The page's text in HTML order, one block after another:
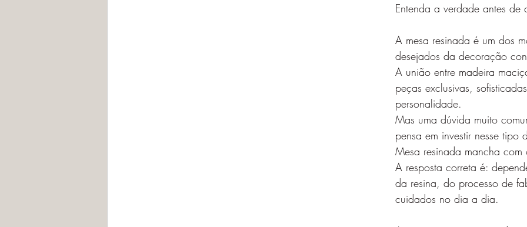
Entenda a verdade antes de
A mesa resinada é um dos
desejados da decoração
A união entre madeira
peças exclusivas,
personalidade.
Mas uma dúvida muito
pensa em investir nesse tipo
Mesa resinada mancha com
A resposta correta é:
da resina, do processo de
cuidados no dia a dia.